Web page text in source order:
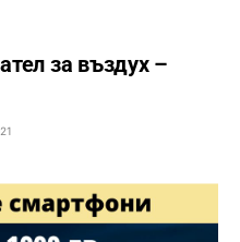
за въздух –